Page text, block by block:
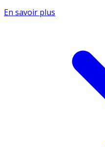
En savoir plus